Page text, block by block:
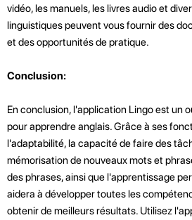
vidéo, les manuels, les livres audio et
linguistiques peuvent vous fournir des
et des opportunités de pratique.
Conclusion:
En conclusion, l'application Lingo est un
pour apprendre anglais. Grâce à ses
l'adaptabilité, la capacité de faire des
mémorisation de nouveaux mots et
des phrases, ainsi que l'apprentissage
aidera à développer toutes les
obtenir de meilleurs résultats. Utilisez